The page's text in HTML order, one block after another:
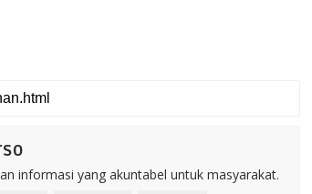
informasi yang akuntabel untuk masyarakat.